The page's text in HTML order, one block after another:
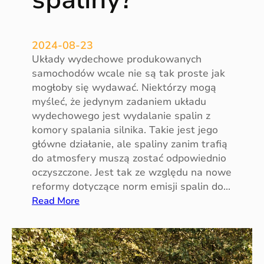
h
2024-08-23
Układy wydechowe produkowanych
samochodów wcale nie są tak proste jak
mogłoby się wydawać. Niektórzy mogą
myśleć, że jedynym zadaniem układu
wydechowego jest wydalanie spalin z
komory spalania silnika. Takie jest jego
główne działanie, ale spaliny zanim trafią
do atmosfery muszą zostać odpowiednio
oczyszczone. Jest tak ze względu na nowe
reformy dotyczące norm emisji spalin do…
Read More:
a
k
u